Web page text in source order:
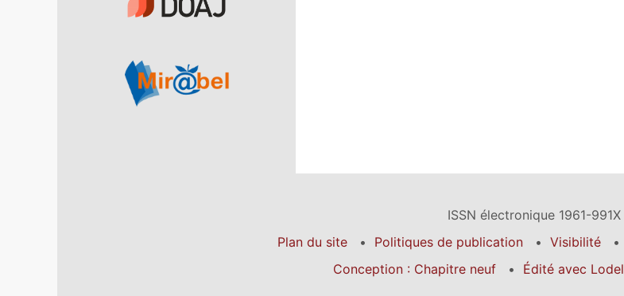
ISSN électronique 1961-991X
Plan du site
Politiques de publication Visibilité
Conception : Chapitre neuf
Édité avec Lodel